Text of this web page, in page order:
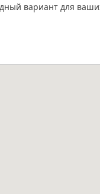
вариант для